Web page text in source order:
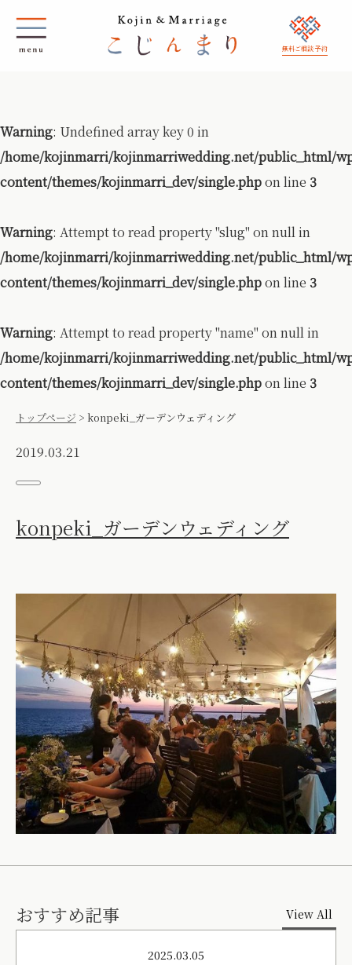
無料ご相談 予約
Warning: Undefined array key 0 in
/home/kojinmarri/kojinmarriwedding.net/public_html/
content/themes/kojinmarri_dev/single.phpon line 3
Warning: Attempt to read property "slug" on null in
/home/kojinmarri/kojinmarriwedding.net/public_html/
content/themes/kojinmarri_dev/single.phpon line 3
Warning: Attempt to read property "name" on null in
/home/kojinmarri/kojinmarriwedding.net/public_html/
content/themes/kojinmarri_dev/single.phpon line 3
トップページ > konpeki_ガーデンウェディング
2019.03.21
konpeki_ガーデンウェディング
おすすめ記事 View All
2025.03.05